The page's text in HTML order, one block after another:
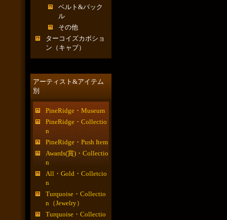
ベルト&バック
ル
その他
ターコイズカボショ
ン（キャブ）
アーティスト&アイテム
別
PineRidge・Museum
PineRidge・Collectio
n
PineRidge・Push Item
Awards(賞)・Collectio
n
All・Gold・Colletcio
n
Turquoise・Collectio
n（Jewelry）
Turquoise・Collectio